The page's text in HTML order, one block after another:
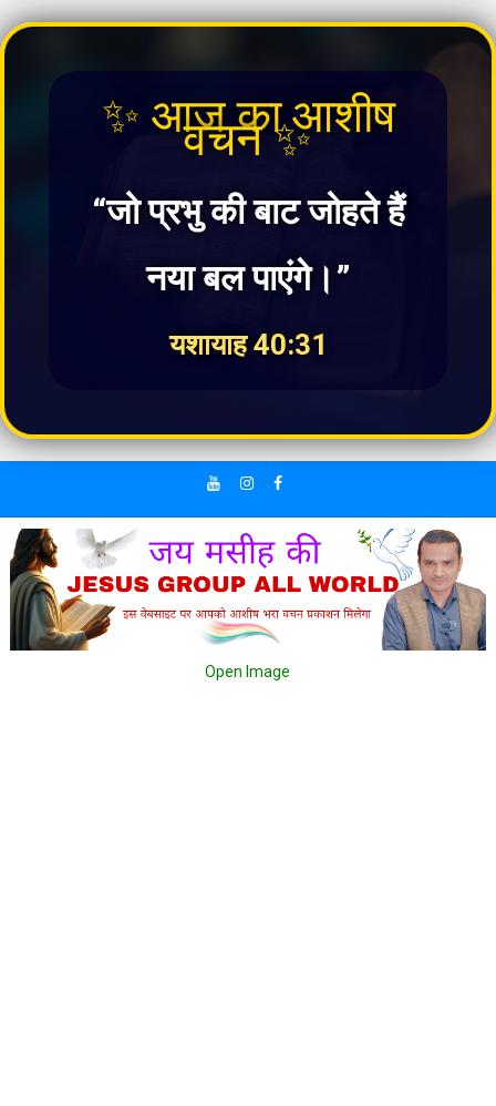
✨ आज का आशीष
वचन ✨
“जो प्रभु की बाट जोहते हैं
नया बल पाएंगे।”
यशायाह 40:31
Open Image